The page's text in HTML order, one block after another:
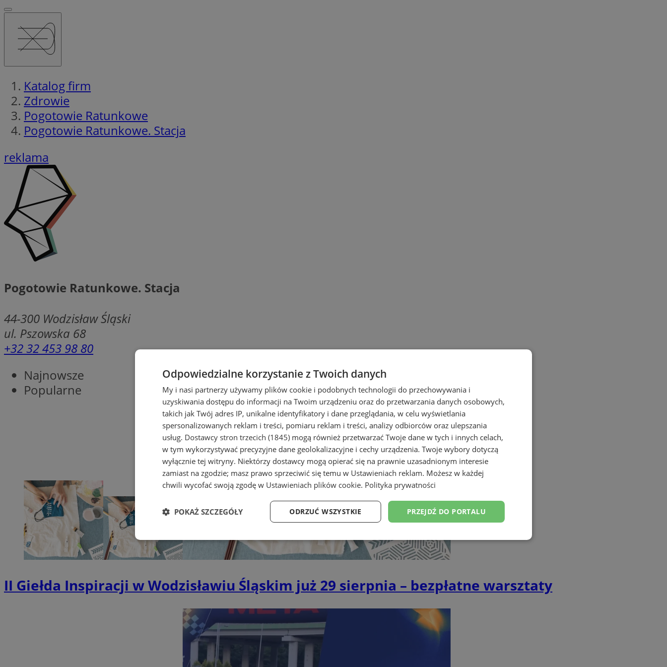
Katalog firm
Zdrowie
Pogotowie Ratunkowe
Pogotowie Ratunkowe. Stacja
reklama
Pogotowie Ratunkowe. Stacja
44-300 Wodzisław Śląski
ul. Pszowska 68
+32 32 453 98 80
Najnowsze
Popularne
II Giełda Inspiracji w Wodzisławiu Śląskim już 29 sierpnia – bezpłatne warsztaty
Odpowiedzialne korzystanie z Twoich danych
My i nasi partnerzy używamy plików cookie i podobnych technologii do przechowywania i
uzyskiwania dostępu do informacji na Twoim urządzeniu oraz do przetwarzania danych osobowych,
takich jak Twój adres IP, unikalne identyfikatory i dane przeglądania, w celu wyświetlania
spersonalizowanych reklam i treści, pomiaru reklam i treści, analizy odbiorców oraz ulepszania
usług. Dostawcy stron trzecich (1845) mogą również przetwarzać Twoje dane w tych i innych celach,
w tym wykorzystywać precyzyjne dane geolokalizacyjne i cechy urządzenia. Twoje wybory dotyczą
wyłącznie tej witryny. Niektórzy dostawcy mogą opierać się na prawnie uzasadnionym interesie
zamiast na zgodzie; masz prawo sprzeciwić się temu w Ustawieniach reklam. Możesz w każdej
chwili wycofać swoją zgodę w Ustawieniach plików cookie. Polityka prywatności
PRZEJDŹ DO PORTALU
ODRZUĆ WSZYSTKIE
POKAŻ SZCZEGÓŁY
Niezbędne Wydajność Targetowanie Funkcjonalność Niesklasyfikowane
Niezbędne Wydajność Targetowanie Niesklasyfikowane
Niezbędne pliki cookie umożliwiają korzystanie z podstawowych funkcji strony internetowej, takich jak logowanie użytkownika i
zarządzanie kontem. Bez niezbędnych plików cookie nie można prawidłowo korzystać ze strony internetowej.
Nazwa Provider